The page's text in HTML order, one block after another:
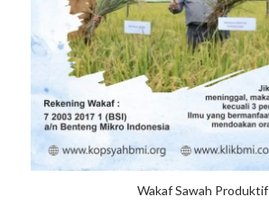
Wakaf Sawah Produktif